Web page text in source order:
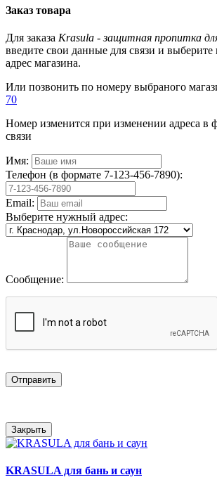
Заказ товара
Для заказа Krasula - защитная пропитка
введите свои данные для связи и
адрес магазина.
Или позвонить по номеру выбраного
70
Номер изменится при изменении адреса в
связи
Имя:
Телефон (в формате 7-123-456-7890):
Email:
Выберите нужный адрес:
Сообщение:
Отправить
Закрыть
KRASULA для бань и саун